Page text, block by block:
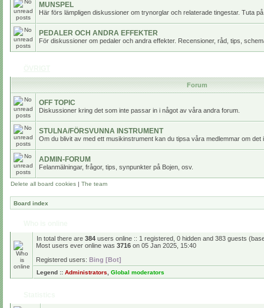
MUNSPEL
Här förs lämpligen diskussioner om trynorglar och relaterade tingestar. Tuta
PEDALER OCH ANDRA EFFEKTER
För diskussioner om pedaler och andra effekter. Recensioner, råd, tips,
Forum
OFF TOPIC
Diskussioner kring det som inte passar in i något av våra andra forum.
STULNA/FÖRSVUNNA INSTRUMENT
Om du blivit av med ett musikinstrument kan du tipsa våra medlemmar om det
ADMIN-FORUM
Felanmälningar, frågor, tips, synpunkter på Bojen, osv.
Delete all board cookies | The team
Board index
In total there are 384 users online :: 1 registered, 0 hidden and 383 guests
Most users ever online was 3716 on 05 Jan 2025, 15:40
Registered users: Bing [Bot]
Legend :: Administrators Global moderators